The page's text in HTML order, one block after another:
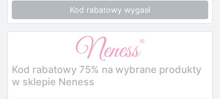
Kod rabatowy wygasł
Kod rabatowy 75% na wybrane produkty
w sklepie Neness